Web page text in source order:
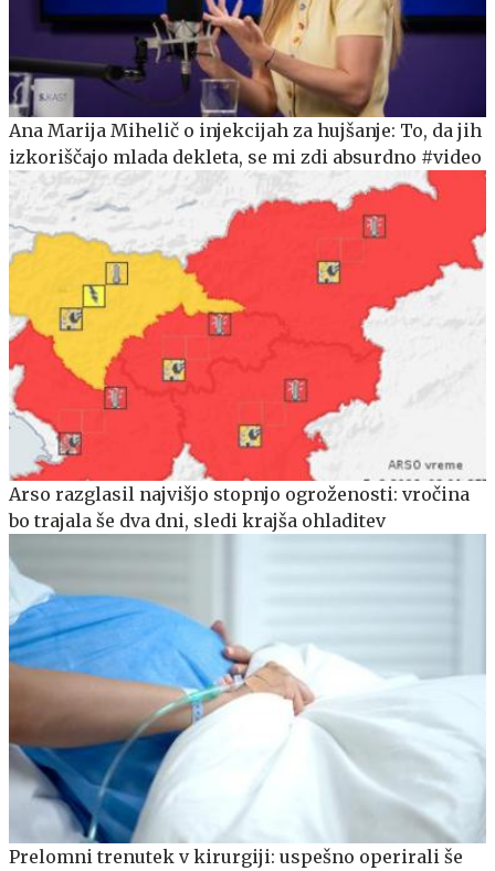
Ana Marija Mihelič o injekcijah za hujšanje: To, da jih
izkoriščajo mlada dekleta, se mi zdi absurdno #video
Arso razglasil najvišjo stopnjo ogroženosti: vročina
bo trajala še dva dni, sledi krajša ohladitev
Prelomni trenutek v kirurgiji: uspešno operirali še